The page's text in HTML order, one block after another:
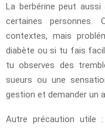
La berbérine peut
certaines
contextes, mais
diabète ou si tu fais
tu observes des
sueurs ou une
gestion et demander un
Autre précaution utile